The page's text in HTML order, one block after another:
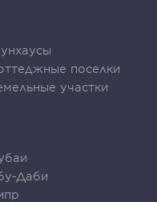
поселки
участки
Даби